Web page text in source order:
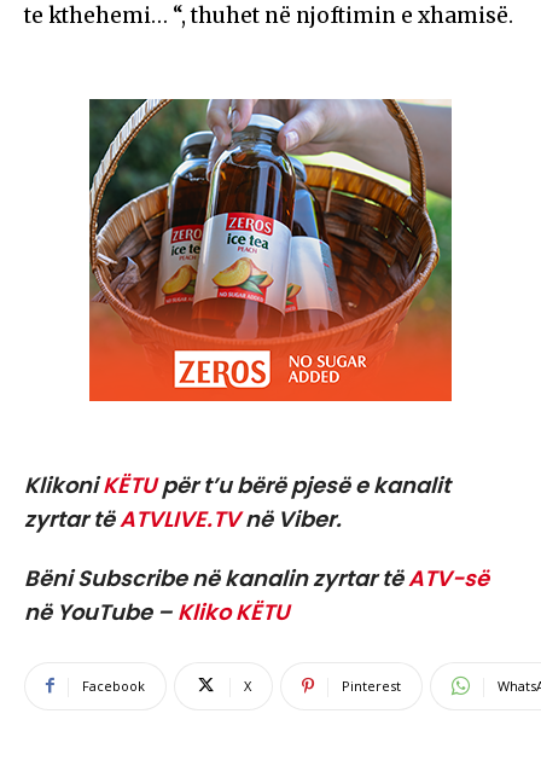
te kthehemi… “, thuhet në njoftimin e xhamisë.
KlikoniKËTUpër t’u bërë pjesë e kanalit
zyrtar tëATVLIVE.TVnë Viber.
Bëni Subscribe në kanalin zyrtar tëATV-së
në YouTube – Kliko KËTU
Facebook X Pinterest